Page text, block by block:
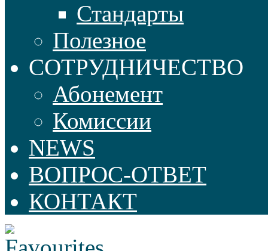
Стандарты
Полезное
СОТРУДНИЧЕСТВО
Абонемент
Комиссии
NEWS
ВОПРОС-ОТВЕТ
КОНТАКТ